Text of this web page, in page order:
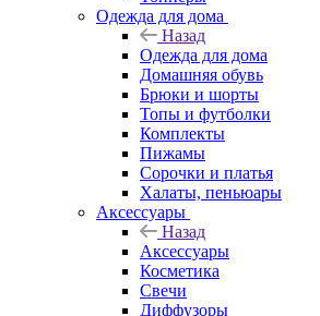
Одежда для дома
Назад
Одежда для дома
Домашняя обувь
Брюки и шорты
Топы и футболки
Комплекты
Пижамы
Сорочки и платья
Халаты, пеньюары
Аксессуары
Назад
Аксессуары
Косметика
Свечи
Диффузоры